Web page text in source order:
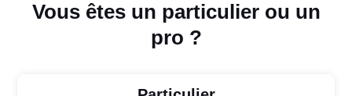
Vous êtes un particulier ou un
pro ?